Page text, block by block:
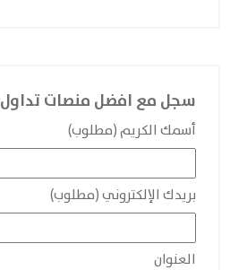
سجل مع افضل منصات تداول
أسمك الكريم (مطلوب)
بريدك الإلكتروني (مطلوب)
العنوان